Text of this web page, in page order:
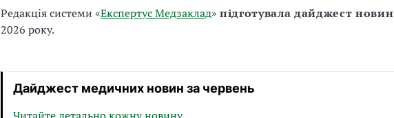
Редакція системи «Експертус Медзаклад» підготувала дайджест новин
2026 року.
Дайджест медичних новин за червень